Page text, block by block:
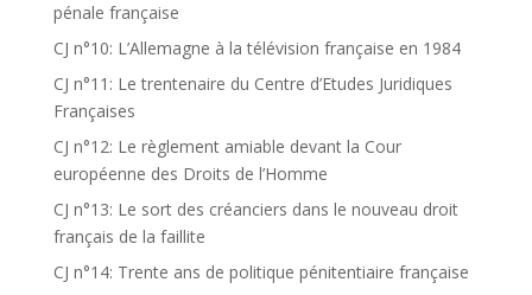
pénale française
CJ n°10: L’Allemagne à la télévision française en 1984
CJ n°11: Le trentenaire du Centre d’Etudes Juridiques
Françaises
CJ n°12: Le règlement amiable devant la Cour
européenne des Droits de l’Homme
CJ n°13: Le sort des créanciers dans le nouveau droit
français de la faillite
CJ n°14: Trente ans de politique pénitentiaire française